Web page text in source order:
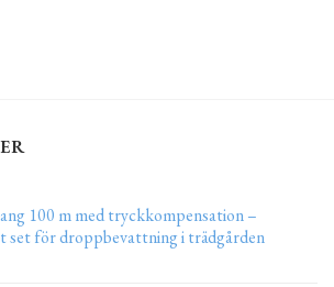
100 m med tryckkompensation –
set för droppbevattning i trädgården